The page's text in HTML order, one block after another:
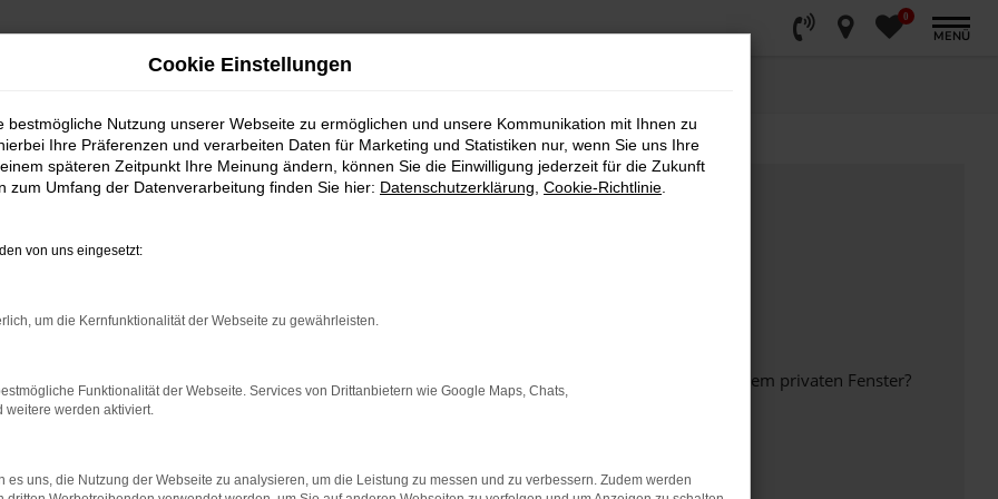
0
MENÜ
bestimmter Seiten verhindern. Funktioniert die Seite in einem anderen Browser oder in einem privaten Fenster?
beheben.
auf dem neuesten Stand sind.
kann auch dazu führen, dass bestimmte Funktionen nicht mehr unterstützt werden.
Cookie Einstellungen
bestmögliche Nutzung unserer Webseite zu ermöglichen und unsere Kommunikation mit Ihnen zu
Ihre Präferenzen und verarbeiten Daten für Marketing und Statistiken nur, wenn Sie uns Ihre
späteren Zeitpunkt Ihre Meinung ändern, können Sie die Einwilligung jederzeit für die Zukunft
zum Umfang der Datenverarbeitung finden Sie hier: Datenschutzerklärung Cookie-Richtlinie
von uns eingesetzt:
um die Kernfunktionalität der Webseite zu gewährleisten.
Funktionalität der Webseite. Services von Drittanbietern wie Google Maps, Chats,
weitere werden aktiviert.
es uns, die Nutzung der Webseite zu analysieren, um die Leistung zu messen und zu verbessern. Zudem werden